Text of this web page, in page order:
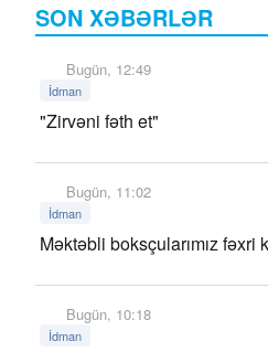
SON XƏBƏRLƏR
Bugün, 12:49
İdman
"Zirvəni fəth et"
Bugün, 11:02
İdman
Məktəbli boksçularımız fəxri
Bugün, 10:18
İdman